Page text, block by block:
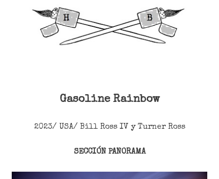
Gasoline Rainbow
2023/ USA/ Bill Ross IV y Turner Ross
SECCIÓN PANORAMA